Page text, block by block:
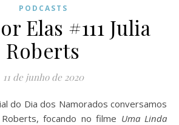
PODCASTS
Elas #111 Julia
Roberts
11 de junho de 2020
focando no filme Uma Linda